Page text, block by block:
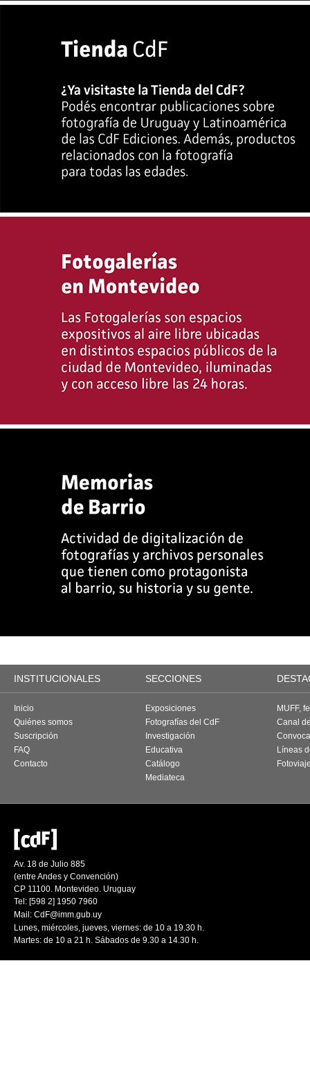
INSTITUCIONALES SECCIONES
Inicio
Quiénes somos
Suscripción
FAQ
Contacto
Exposiciones
Fotografías del CdF
Investigación
Educativa
Catálogo
Mediateca
MUFF,
Canal
Líneas
Av. 18 de Julio 885
(entre Andes y Convención)
CP 11100. Montevideo. Uruguay
Tel: [598 2] 1950 7960
Mail: CdF@imm.gub.uy
Lunes, miércoles, jueves, viernes: de 10 a 19.30 h.
Martes: de 10 a 21 h. Sábados de 9.30 a 14.30 h.